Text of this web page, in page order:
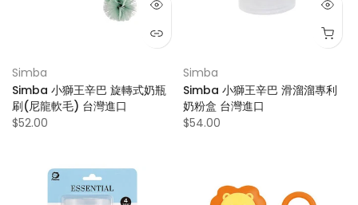
Simba
Simba 小獅王辛巴 旋轉式奶瓶
刷(尼龍軟毛) 台灣進口
$52.00
Simba
Simba 小獅王辛巴 滑溜溜專利
奶粉盒 台灣進口
$54.00